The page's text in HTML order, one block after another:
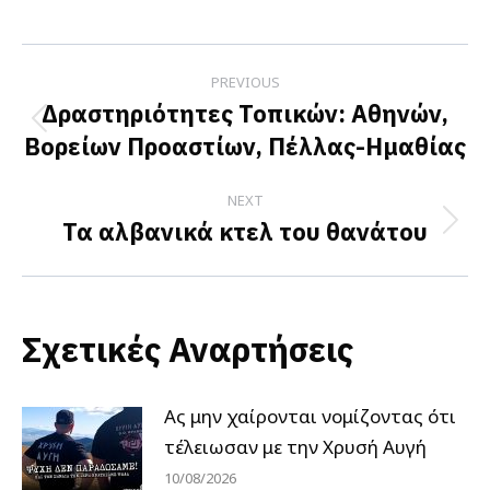
Facebook
X
LinkedIn
navigation
PREVIOUS
Previous
post:
Δραστηριότητες Τοπικών: Αθηνών,
Βορείων Προαστίων, Πέλλας-Ημαθίας
NEXT
Next
Τα αλβανικά κτελ του θανάτου
Σχετικές Αναρτήσεις
Ας μην χαίρονται νομίζοντας ότι
τέλειωσαν με την Χρυσή Αυγή
10/08/2026